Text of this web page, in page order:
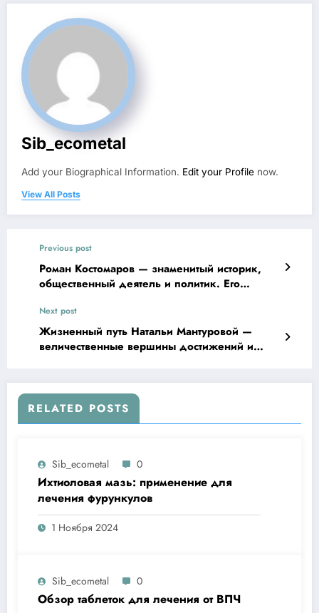
Sib_ecometal
Add your Biographical Information. Edit your Profile now.
View All Posts
Previous post
Роман Костомаров — знаменитый историк,
общественный деятель и политик. Его
Next post
Жизненный путь Натальи Мантуровой —
величественные вершины достижений и
RELATED POSTS
Sib_ecometal 0
Ихтиоловая мазь: применение для
лечения фурункулов
1 Ноября 2024
Sib_ecometal 0
Обзор таблеток для лечения от ВПЧ